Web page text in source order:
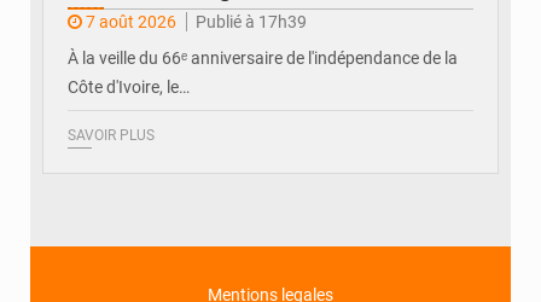
7 août 2026
Publié à 17h39
À la veille du 66ᵉ anniversaire de l'indépendance de la
Côte d'Ivoire, le…
SAVOIR PLUS
Mentions legales